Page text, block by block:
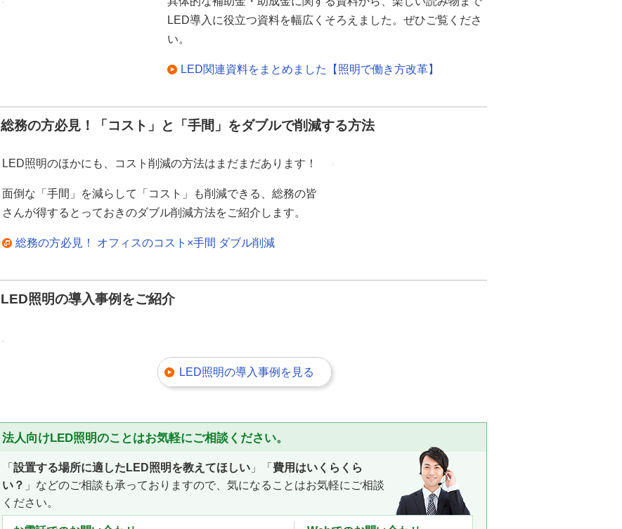
LED導入に役立つ資料を幅広くそろえました。ぜひご覧くださ
い。
LED関連資料をまとめました【照明で働き方改革】
総務の方必見！「コスト」と「手間」をダブルで削減する方法
LED照明のほかにも、コスト削減の方法はまだまだあります！
面倒な「手間」を減らして「コスト」も削減できる、総務の皆
さんが得するとっておきのダブル削減方法をご紹介します。
総務の方必見！ オフィスのコスト×手間 ダブル削減
LED照明の導入事例をご紹介
LED照明の導入事例を見る
法人向けLED照明のことはお気軽にご相談ください。
「 設置する場所に適したLED照明を教えてほしい 」「 費用はいくらくら
い？ 」などのご相談も承っておりますので、気になることはお気軽にご相談
ください。